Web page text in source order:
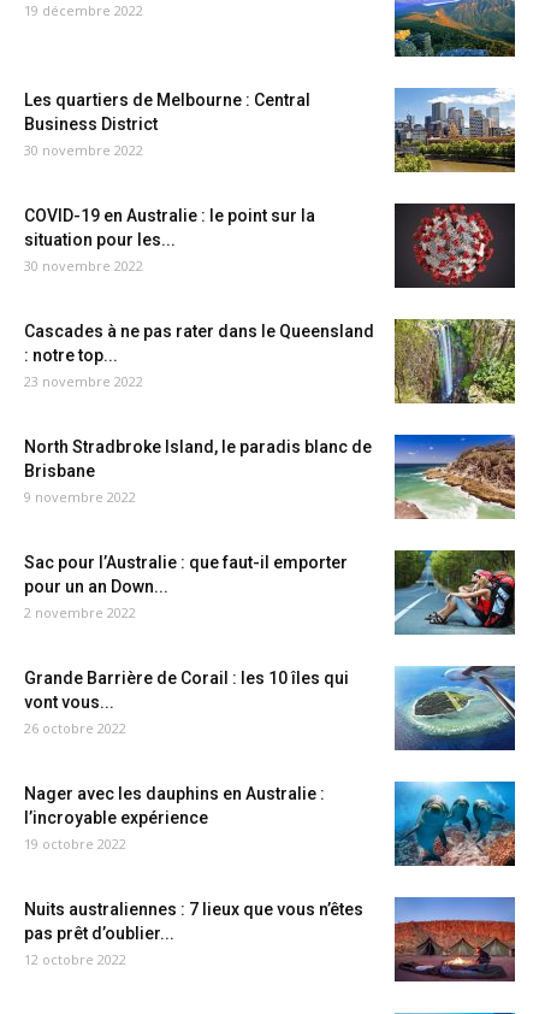
19 décembre 2022
Les quartiers de Melbourne : Central
Business District
30 novembre 2022
COVID-19 en Australie : le point sur la
situation pour les...
30 novembre 2022
Cascades à ne pas rater dans le Queensland
: notre top...
23 novembre 2022
North Stradbroke Island, le paradis blanc de
Brisbane
9 novembre 2022
Sac pour l’Australie : que faut-il emporter
pour un an Down...
2 novembre 2022
Grande Barrière de Corail : les 10 îles qui
vont vous...
26 octobre 2022
Nager avec les dauphins en Australie :
l’incroyable expérience
19 octobre 2022
Nuits australiennes : 7 lieux que vous n’êtes
pas prêt d’oublier...
12 octobre 2022